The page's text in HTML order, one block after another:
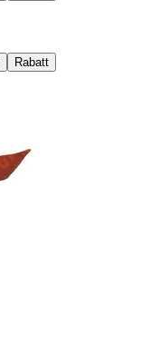
Rabatt